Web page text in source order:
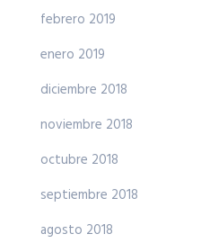
febrero 2019
enero 2019
diciembre 2018
noviembre 2018
octubre 2018
septiembre 2018
agosto 2018